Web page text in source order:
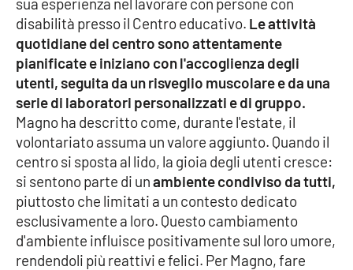
SPECIALI
Buona Sanità Calabria
LA
CALABRIAVISIONE
Destinazioni
Eventi
Food
Storie
disabilità presso il Centro educativo. Le attività
quotidiane del centro sono attentamente
pianificate e iniziano con l'accoglienza degli
utenti, seguita da un risveglio muscolare e da una
serie di laboratori personalizzati e di gruppo.
Magno ha descritto come, durante l'estate, il
volontariato assuma un valore aggiunto. Quando il
centro si sposta al lido, la gioia degli utenti cresce:
si sentono parte di unambiente condiviso da tutti,
piuttosto che limitati a un contesto dedicato
esclusivamente a loro. Questo cambiamento
d'ambiente influisce positivamente sul loro umore,
rendendoli più reattivi e felici. Per Magno, fare